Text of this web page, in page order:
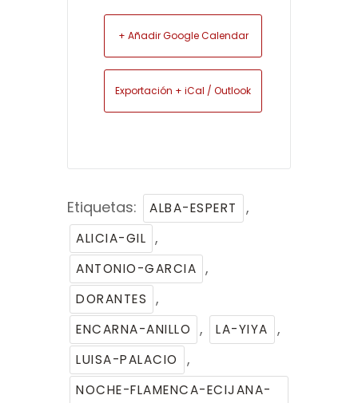
+ Añadir Google Calendar
Exportación + iCal / Outlook
Etiquetas: ALBA-ESPERT ,
ALICIA-GIL ,
ANTONIO-GARCIA ,
DORANTES ,
ENCARNA-ANILLO , LA-YIYA ,
LUISA-PALACIO ,
NOCHE-FLAMENCA-ECIJANA-